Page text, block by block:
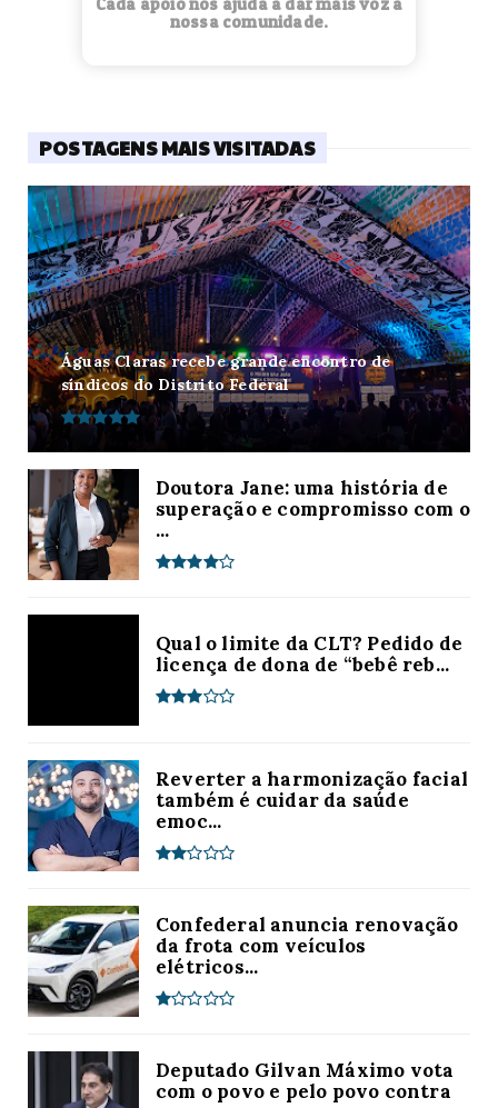
Cada apoio nos ajuda a dar mais voz à
nossa comunidade.
POSTAGENS MAIS VISITADAS
Águas Claras recebe grande encontro de
síndicos do Distrito Federal
Doutora Jane: uma história de
superação e compromisso com o
...
Qual o limite da CLT? Pedido de
licença de dona de “bebê reb...
Reverter a harmonização facial
também é cuidar da saúde
emoc...
Confederal anuncia renovação
da frota com veículos
elétricos...
Deputado Gilvan Máximo vota
com o povo e pelo povo contra